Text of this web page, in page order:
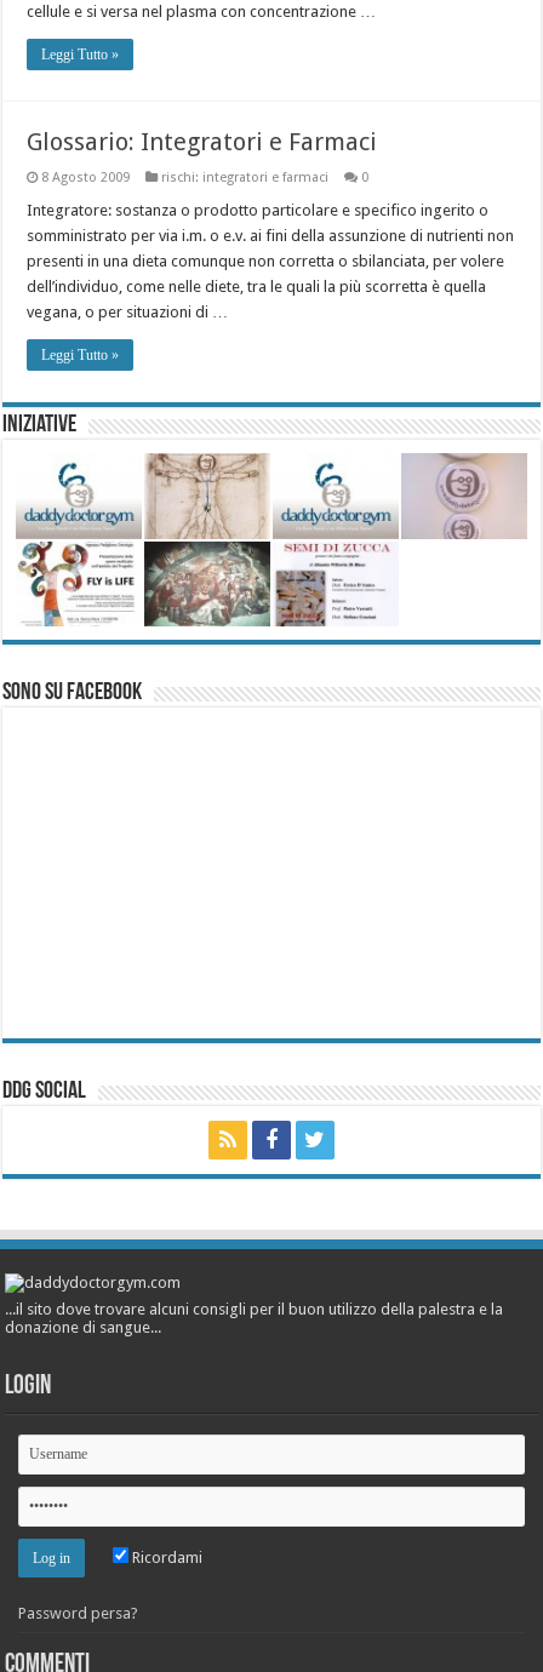
cellule e si versa nel plasma con concentrazione …
Leggi Tutto »
Glossario: Integratori e Farmaci
8 Agosto 2009 rischi: integratori e farmaci 0
Integratore: sostanza o prodotto particolare e specifico ingerito o
somministrato per via i.m. o e.v. ai fini della assunzione di nutrienti non
presenti in una dieta comunque non corretta o sbilanciata, per volere
dell’individuo, come nelle diete, tra le quali la più scorretta è quella
vegana, o per situazioni di …
Leggi Tutto »
Iniziative
Sono su Facebook
ddg Social
...il sito dove trovare alcuni consigli per il buon utilizzo della palestra e la
donazione di sangue...
Login
Ricordami
Password persa?
Commenti